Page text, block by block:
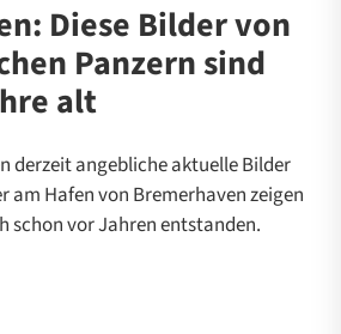
Diese Bilder von
Panzern sind
alt
derzeit angebliche aktuelle Bilder
am Hafen von Bremerhaven zeigen
schon vor Jahren entstanden.